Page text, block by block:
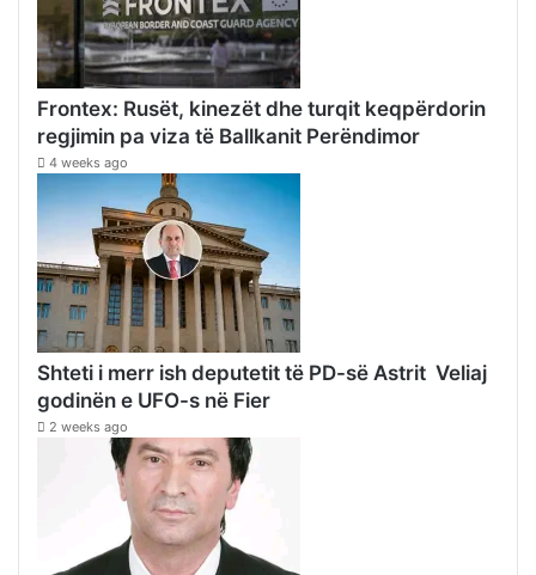
Frontex: Rusët, kinezët dhe turqit keqpërdorin
regjimin pa viza të Ballkanit Perëndimor
4 weeks ago
Shteti i merr ish deputetit të PD-së Astrit Veliaj
godinën e UFO-s në Fier
2 weeks ago